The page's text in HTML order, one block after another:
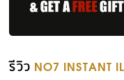
รีวิว NO7 INSTANT